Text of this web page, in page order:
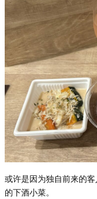
或许是因为独自前来的
的下酒小菜。